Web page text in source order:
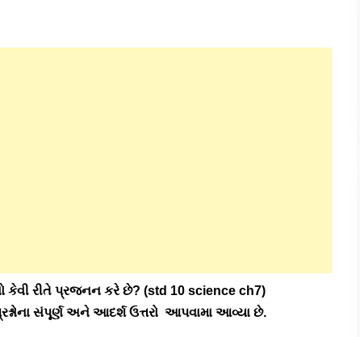
કેવી રીતે પ્રજનન કરે છે? (std 10 science ch7)
સંપૂર્ણ અને આદર્શ ઉત્તરો આપવામા આવ્યા છે.